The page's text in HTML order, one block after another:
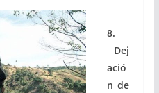
8.
Dej
ació
n de